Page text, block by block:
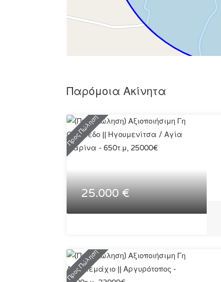
Παρόμοια Ακίνητα
Προς Πώληση
25.000 €
Προς Πώληση